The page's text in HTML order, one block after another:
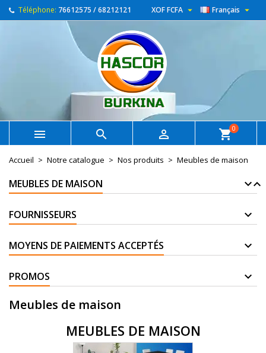
Téléphone: 76612575 / 68212121 Français 
XOF FCFA 
   shopping_cart0
Accueil Notre catalogue Nos produits Meubles de maison
MEUBLES DE MAISON
FOURNISSEURS
MOYENS DE PAIEMENTS ACCEPTÉS
PROMOS
Meubles de maison
MEUBLES DE MAISON